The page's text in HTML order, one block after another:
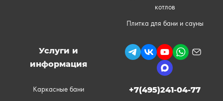
котлов
Плитка для бани и сауны
Услуги и
информация
Каркасные бани +7(495)241-04-77